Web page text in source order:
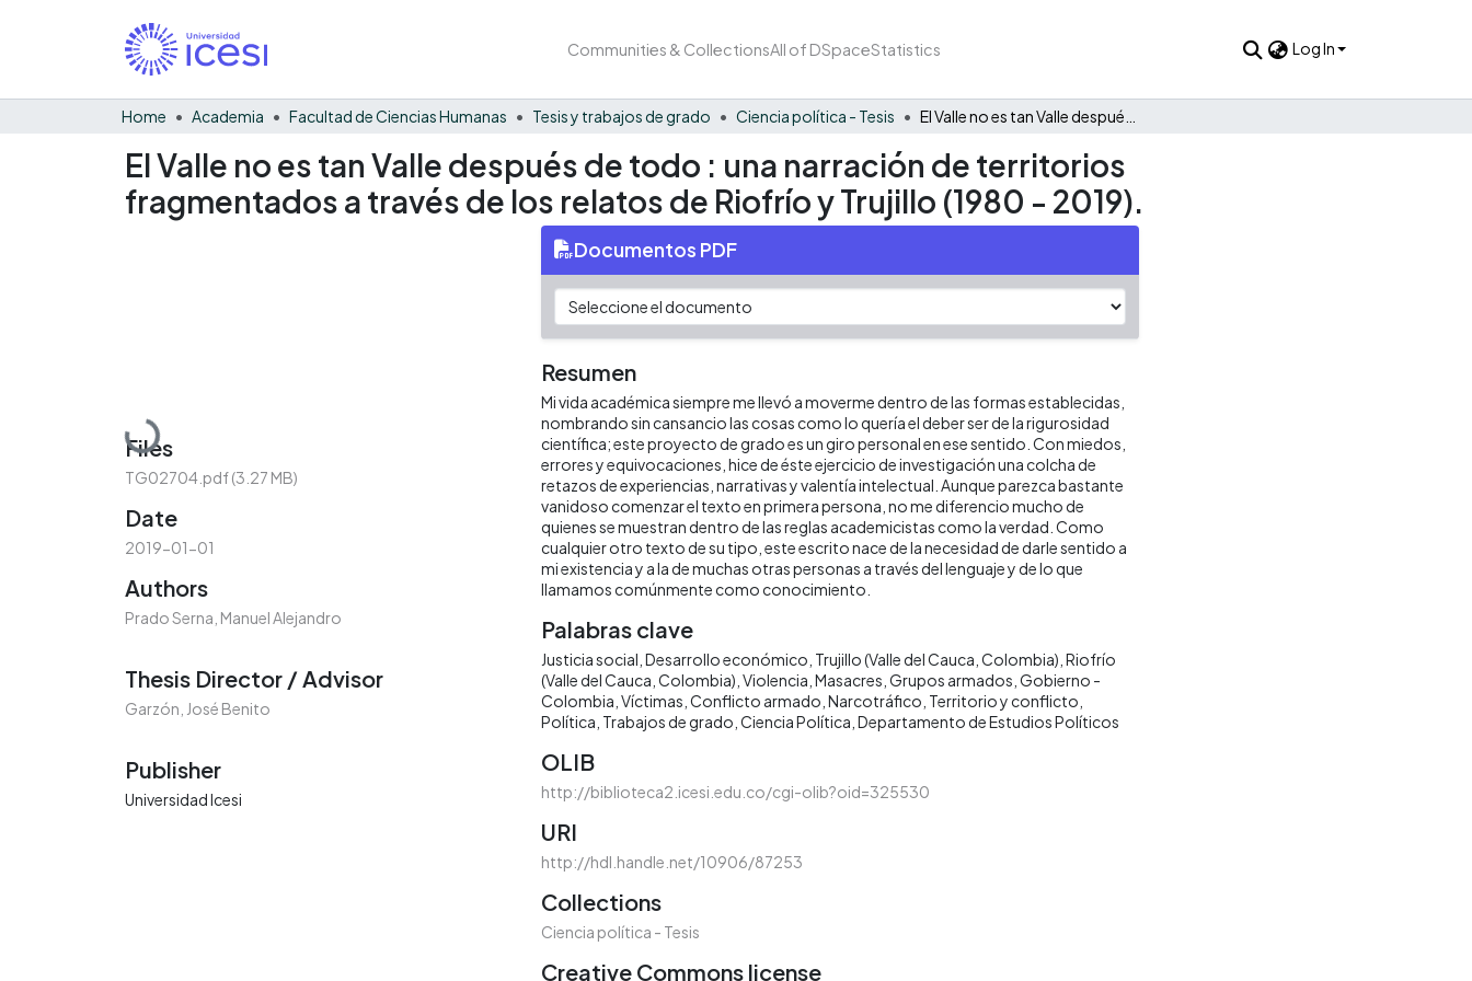
Communities & CollectionsAll of DSpaceStatistics Log In
Home Academia Facultad de Ciencias Humanas Tesis y trabajos de grado Ciencia política - Tesis
El Valle no es tan Valle después de todo : una narración de territorios
fragmentados a través de los relatos de Riofrío y Trujillo (1980 - 2019).
Loading...
Files
TG02704.pdf(3.27 MB)
Date
2019-01-01
Authors
Prado Serna, Manuel Alejandro
Thesis Director / Advisor
Garzón, José Benito
Publisher
Universidad Icesi
Documentos PDF
Resumen
Mi vida académica siempre me llevó a moverme dentro de las formas establecidas,
nombrando sin cansancio las cosas como lo quería el deber ser de la rigurosidad
científica; este proyecto de grado es un giro personal en ese sentido. Con miedos,
errores y equivocaciones, hice de éste ejercicio de investigación una colcha de
retazos de experiencias, narrativas y valentía intelectual. Aunque parezca bastante
vanidoso comenzar el texto en primera persona, no me diferencio mucho de
quienes se muestran dentro de las reglas academicistas como la verdad. Como
cualquier otro texto de su tipo, este escrito nace de la necesidad de darle sentido a
mi existencia y a la de muchas otras personas a través del lenguaje y de lo que
llamamos comúnmente como conocimiento.
Palabras clave
Justicia social Desarrollo económico Trujillo (Valle del Cauca, Colombia) Riofrío
(Valle del Cauca, Colombia) Violencia Masacres Grupos armados Gobierno -
Colombia Víctimas Conflicto armado Narcotráfico Territorio y conflicto
Política Trabajos de grado Ciencia Política Departamento de Estudios Políticos
OLIB
http://biblioteca2.icesi.edu.co/cgi-olib?oid=325530
URI
http://hdl.handle.net/10906/87253
Collections
Ciencia política - Tesis
Creative Commons license